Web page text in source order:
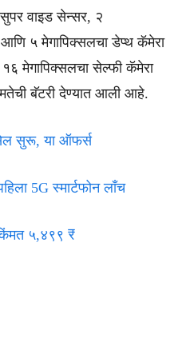
वाइड सेन्सर, २
५ मेगापिक्सलचा डेप्थ कॅमेरा
मेगापिक्सलचा सेल्फी कॅमेरा
बॅटरी देण्यात आली आहे.
सुरू, या ऑफर्स
5G स्मार्टफोन लाँच
५,४९९ ₹